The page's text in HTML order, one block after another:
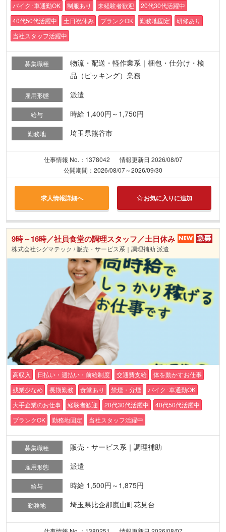
バイク･車通勤OK
制服あり 未経験者歓迎
20代30代活躍中
40代50代活躍中
土日祝休み ブランクOK 勤務地固定
研修あり
当社スタッフ活躍中
募集職種
物流・配送・軽作業系｜梱包・仕分け・検
品（ピッキング）業務
雇用形態 派遣
給与 時給 1,400円～1,750円
勤務地 埼玉県熊谷市
仕事情報 No.：1378042
情報更新日 2026/08/07
公開期間：2026/08/07～2026/09/30
求人情報詳細へ お気に入りに追加
9時～16時／社員食堂の調理スタッフ／土日休み
株式会社シグマテック / 販売・サービス系｜調理補助 派遣
高収入 日払い・週払い・前給制度 交通費支給
体を動かすお仕事
残業少なめ
長期勤務 食堂あり 禁煙・分煙
バイク･車通勤OK
大手企業のお仕事
経験者歓迎 20代30代活躍中
40代50代活躍中
ブランクOK
勤務地固定 当社スタッフ活躍中
募集職種 販売・サービス系｜調理補助
雇用形態 派遣
給与 時給 1,500円～1,875円
勤務地 埼玉県比企郡嵐山町花見台